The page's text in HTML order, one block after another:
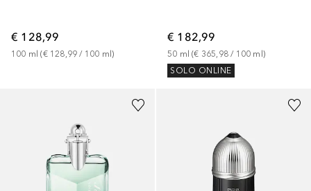
€ 128,99
100 ml (€ 128,99 / 100 ml)
€ 182,99
50 ml (€ 365,98 / 100 ml )
SOLO ONLINE